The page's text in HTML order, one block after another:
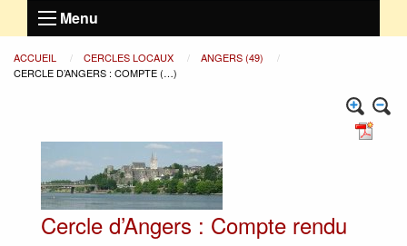
Menu
ACCUEIL CERCLES LOCAUX
ANGERS (49)
CERCLE D’ANGERS : COMPTE (…)
Cercle d’Angers : Compte rendu